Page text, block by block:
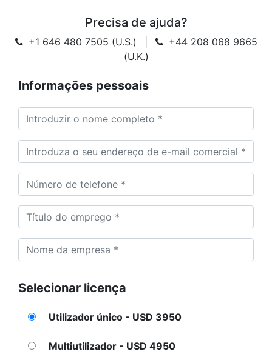
Precisa de ajuda?
+1 646 480 7505 (U.S.)
+44 208 068 9665
(U.K.)
Informações pessoais
Selecionar licença
Utilizador único - USD 3950
Multiutilizador - USD 4950